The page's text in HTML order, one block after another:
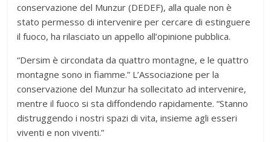
conservazione del Munzur (DEDEF), alla quale non è
stato permesso di intervenire per cercare di estinguere
il fuoco, ha rilasciato un appello all’opinione pubblica.
“Dersim è circondata da quattro montagne, e le quattro
montagne sono in fiamme.” L’Associazione per la
conservazione del Munzur ha sollecitato ad intervenire,
mentre il fuoco si sta diffondendo rapidamente. “Stanno
distruggendo i nostri spazi di vita, insieme agli esseri
viventi e non viventi.”